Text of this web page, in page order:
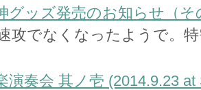
グッズ発売のお知らせ（そ
攻でなくなったようで。
演奏会 其ノ壱 (2014.9.23